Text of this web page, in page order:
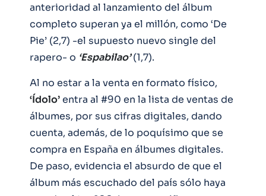
anterioridad al lanzamiento del álbum
completo superan ya el millón, como ‘De
Pie’ (2,7) -el supuesto nuevo single del
rapero- o ‘Espabilao’(1,7).
Al no estar a la venta en formato físico,
‘Ídolo’entra al #90 en la lista de ventas de
álbumes, por sus cifras digitales, dando
cuenta, además, de lo poquísimo que se
compra en España en álbumes digitales.
De paso, evidencia el absurdo de que el
álbum más escuchado del país sólo haya